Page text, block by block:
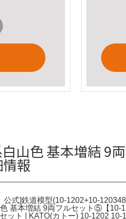
白山色 基本増結
報
式]鉄道模型(10-1202+10-
基本増結 9両フルセット⑤【
ット | KATO(カトー) 10-1202